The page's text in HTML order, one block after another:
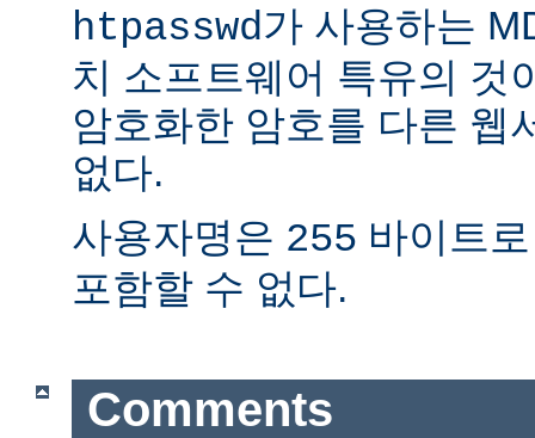
htpasswd가 사용하는
치 소프트웨어 특유의 것
암호화한 암호를 다른 웹
없다.
사용자명은 255 바이트
포함할 수 없다.
Comments